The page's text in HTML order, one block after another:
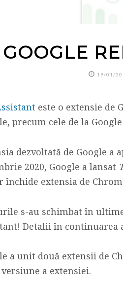
GOOGLE
19/01/
este o extensie de
precum cele de la
dezvoltată de Google
2020, Google a lansat
închide extensia de
s-au schimbat în
Detalii în continuarea
a unit două extensii de
a extensiei.